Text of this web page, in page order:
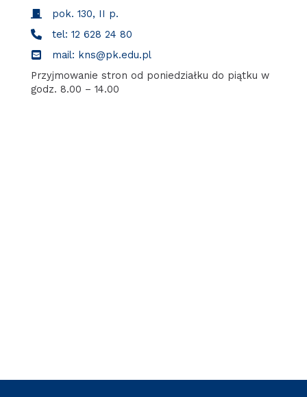
pok. 130, II p.
tel: 12 628 24 80
mail: kns@pk.edu.pl
Przyjmowanie stron od poniedziałku do piątku w
godz. 8.00 – 14.00